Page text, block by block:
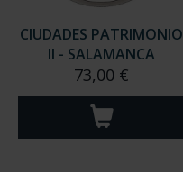
CIUDADES PATRIMONIO
II - SALAMANCA
73,00 €